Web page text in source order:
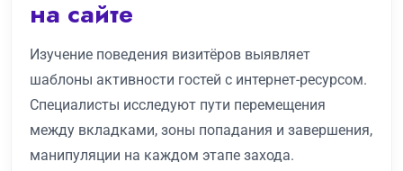
на сайте
Изучение поведения визитёров выявляет
шаблоны активности гостей с интернет-ресурсом.
Специалисты исследуют пути перемещения
между вкладками, зоны попадания и завершения,
манипуляции на каждом этапе захода.